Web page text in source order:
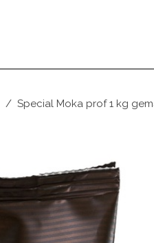
Special Moka prof 1 kg